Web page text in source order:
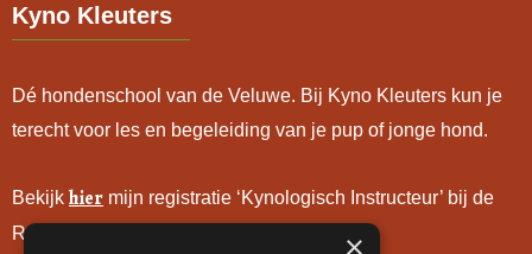
Kyno Kleuters
Dé hondenschool van de Veluwe. Bij Kyno Kleuters kun je
terecht voor les en begeleiding van je pup of jonge hond.
Bekijk hier mijn registratie ‘Kynologisch Instructeur’ bij de
Raad van Beheer.